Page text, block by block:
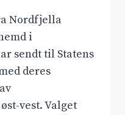
Nordfjella
i
sendt til Statens
deres
vest. Valget